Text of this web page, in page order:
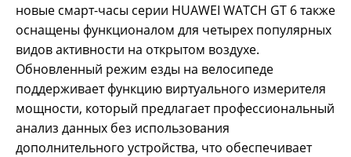
новые смарт-часы серии HUAWEI WATCH GT 6 также
оснащены функционалом для четырех популярных
видов активности на открытом воздухе.
Обновленный режим езды на велосипеде
поддерживает функцию виртуального измерителя
мощности, который предлагает профессиональный
анализ данных без использования
дополнительного устройства, что обеспечивает